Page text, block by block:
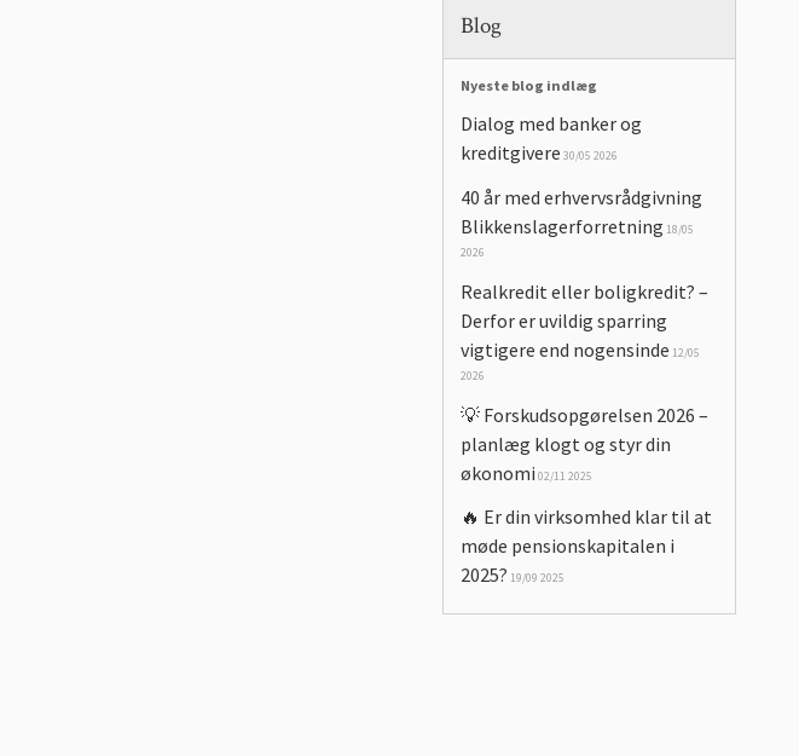
Blog
Nyeste blog indlæg
Dialog med banker og
kreditgivere 30/05 2026
40 år med erhvervsrådgivning
Blikkenslagerforretning 18/05
2026
Realkredit eller boligkredit? –
Derfor er uvildig sparring
vigtigere end nogensinde 12/05
2026
💡 Forskudsopgørelsen 2026 –
planlæg klogt og styr din
økonomi 02/11 2025
🔥 Er din virksomhed klar til at
møde pensionskapitalen i
2025? 19/09 2025